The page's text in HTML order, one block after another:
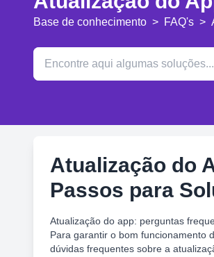
Base de conhecimento > FAQ's >
Atualização do
Passos para
Atualização do app: perguntas
Para garantir o bom funcionamento
dúvidas frequentes sobre a